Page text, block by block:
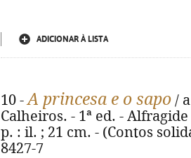
ADICIONAR À LISTA
10 -A princesa e o sapo /
Calheiros. - 1ª ed. -
p. : il. ; 21 cm. - (Contos
8427-7